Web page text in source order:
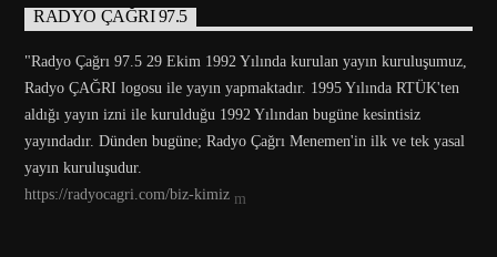
RADYO ÇAĞRI 97.5
"Radyo Çağrı 97.5 29 Ekim 1992 Yılında kurulan yayın kuruluşumuz,
Radyo ÇAĞRI logosu ile yayın yapmaktadır. 1995 Yılında RTÜK'ten
aldığı yayın izni ile kurulduğu 1992 Yılından bugüne kesintisiz
yayındadır. Dünden bugüne; Radyo Çağrı Menemen'in ilk ve tek yasal
yayın kuruluşudur.
https://radyocagri.com/biz-kimiz